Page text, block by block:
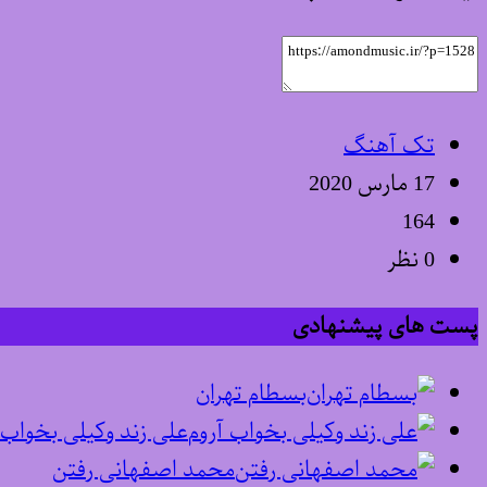
تک آهنگ
17 مارس 2020
164
0 نظر
پست های پیشنهادی
بسطام تهران
علی زند وکیلی
محمد اصفهانی رفتن